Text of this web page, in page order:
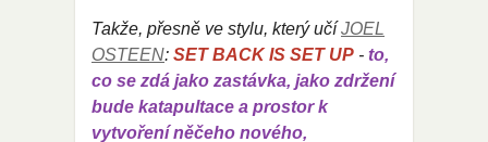
Takže, přesně ve stylu, který učíJOEL
OSTEEN: SET BACK IS SET UP - to,
co se zdá jako zastávka, jako zdržení
bude katapultace a prostor k
vytvoření něčeho nového,